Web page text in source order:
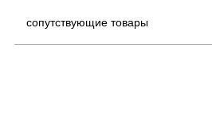
сопутствующие товары